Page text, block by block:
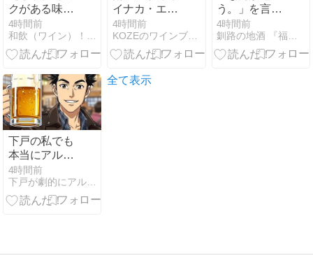
クがある味わ
いが魅力！】
4時間前
イナカ・エス
テート ソーヴ
ィニヨン・ブ
ラン 2024をテ
4時間前
う。」を言葉
にする。
4時間前
下戸の私でも
本当にアルコ
ール強くなっ
た理由
4時間前
下戸が劇的にアルコール耐性を上げる方法
全て表示